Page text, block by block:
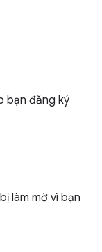
bạn đăng ký
làm mờ vì bạn